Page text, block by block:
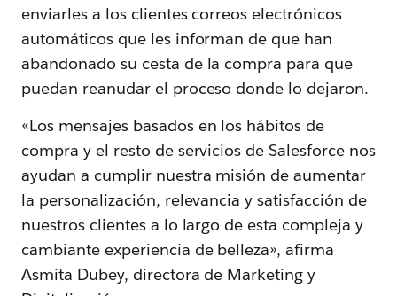
enviarles a los clientes correos electrónicos
automáticos que les informan de que han
abandonado su cesta de la compra para que
puedan reanudar el proceso donde lo dejaron.
«Los mensajes basados en los hábitos de
compra y el resto de servicios de Salesforce nos
ayudan a cumplir nuestra misión de aumentar
la personalización, relevancia y satisfacción de
nuestros clientes a lo largo de esta compleja y
cambiante experiencia de belleza», afirma
Asmita Dubey, directora de Marketing y